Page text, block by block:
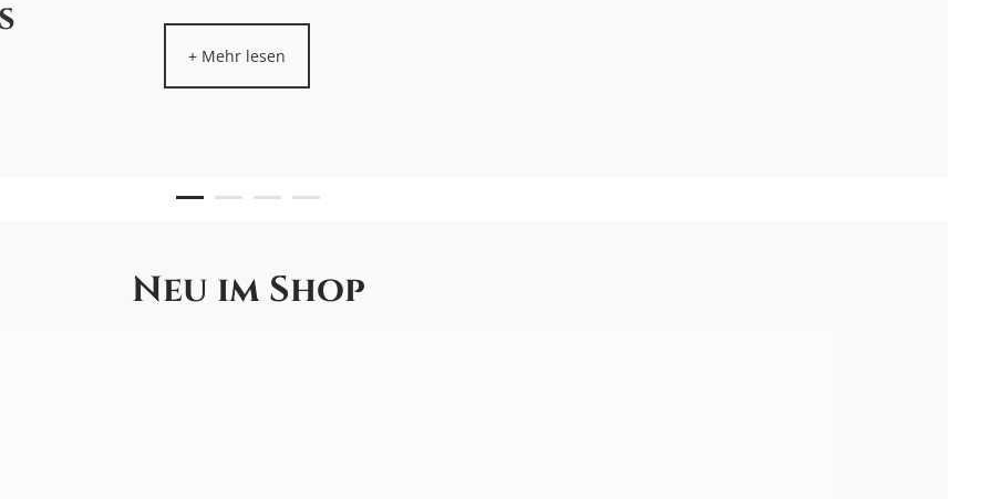
Mehr lesen
Mehr lesen
Mehr lesen
Neu im Shop